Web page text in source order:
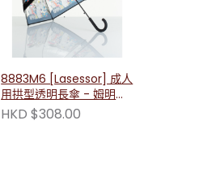
8883M6 [Lasessor] 成人
用拱型透明長傘 - 姆明漫
畫 8106336250002
HKD $308.00